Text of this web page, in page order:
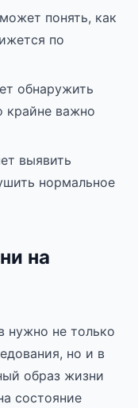
понять, как
по
обнаружить
крайне важно
выявить
нормальное
на
нужно не только
но и в
образ жизни
состояние